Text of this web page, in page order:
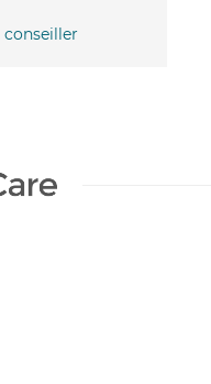
conseiller